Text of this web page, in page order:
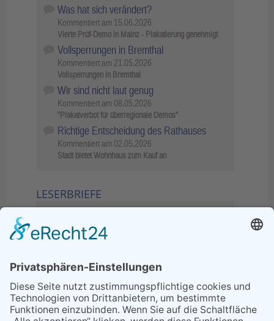
Was hat sich verändert?
Kommentiert am 15.06.2026
Vierte Prüf-Demo in Mainz - Plakatierung genehmigt
Vollsperrungen in Bremthal
Kommentiert am 21.05.2026
Vollsperrungen in Bremthal
Wir sind nicht laut genug
Kommentiert am 08.05.2026
"Plakatverbot für überregionale Demos"
Richtige Entscheidung des Rathauses
Kommentiert am 02.05.2026
Stadt bietet Wohnhaus zum Kauf an
LESERBRIEFE
Sperrung B455: Kleiner
Grenzverkehr statt weite Wege
21.04.2026
Wenn Bahn-Computer nicht
miteinander kommunizieren
11.03.2026
"Plakatverbot für überregionale